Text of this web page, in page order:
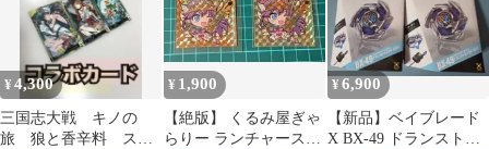
¥4,300
三国志大戦 キノの
旅 狼と香辛料 スト
¥ 1,900
【絶版】 くるみ屋ぎゃ
らりー ランチャースト
¥6,900
【新品】ベイブレード
X BX-49 ドランストラ